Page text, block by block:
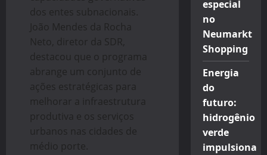
dos entes subnacionais.
João Mendes da Rocha
Neto, diretor da SDR,
destacou que o programa
abrange um conjunto de
ações estratégicas para
melhorar a infraestrutura
produtiva e os serviços
urbanos nas cidades de
médio porte.
especial
no
Neumarkt
Shopping
Energia
do
futuro:
hidrogênio
verde
impulsiona